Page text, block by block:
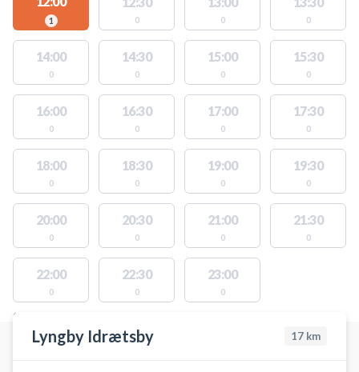
1 0 0 0
14:00
0
14:30
0
15:00
0
15:30
0
16:00
0
16:30
0
17:00
0
17:30
0
18:00
0
18:30
0
19:00
0
19:30
0
20:00
0
20:30
0
21:00
0
21:30
0
22:00
0
22:30
0
23:00
0
STEDER MED LEDIGE AKTIVITETER
Lyngby Idrætsby 17 km